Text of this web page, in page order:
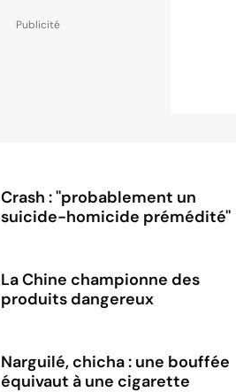
Crash : ''probablement un
suicide-homicide prémédité''
La Chine championne des
produits dangereux
Narguilé, chicha : une bouffée
équivaut à une cigarette